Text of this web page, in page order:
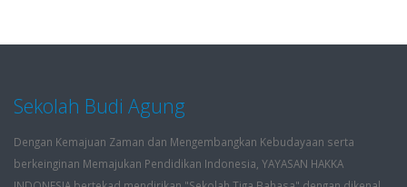
Sekolah Budi Agung
Dengan Kemajuan Zaman dan Mengembangkan Kebudayaan serta
berkeinginan Memajukan Pendidikan Indonesia, YAYASAN HAKKA